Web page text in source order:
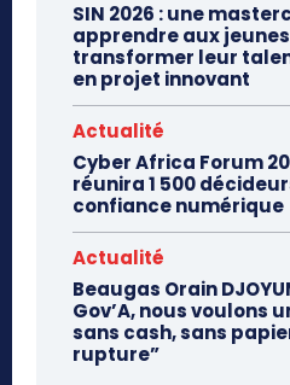
SIN 2026 : une
apprendre aux
transformer leur
en projet innovant
Actualité
Cyber Africa Forum
réunira 1 500
confiance numérique
Actualité
Beaugas Orain
Gov’A, nous voulons
sans cash, sans
rupture”